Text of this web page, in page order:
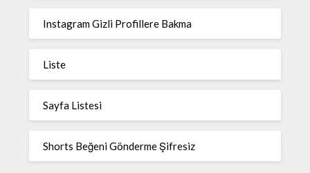
Instagram Gizli Profillere Bakma
Liste
Sayfa Listesi
Shorts Beğeni Gönderme Şifresiz